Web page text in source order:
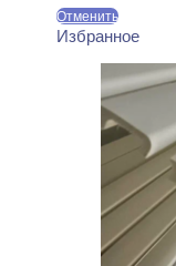
Отменить
Избранное